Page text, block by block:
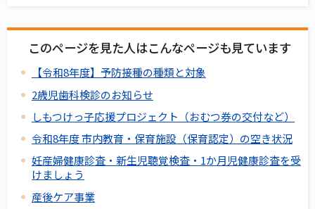
このページを見た人はこんなページも見ています
【令和8年度】予防接種の種類と対象
2歳児歯科検診のお知らせ
しもつけっ子応援プロジェクト（おむつ券の交付など）
令和8年度 市内教育・保育施設（保育認定）の空き状況
妊産婦健康診査・新生児聴覚検査・1か月児健康診査を受
けましょう
産後ケア事業